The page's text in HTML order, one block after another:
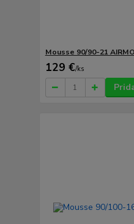
Mousse 90/90-21
129 €/ks